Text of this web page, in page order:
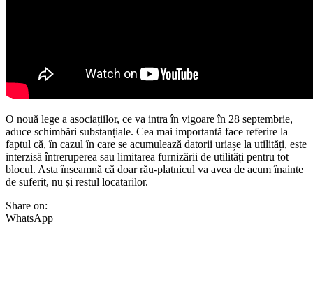
O nouă lege a asociațiilor, ce va intra în vigoare în 28 septembrie,
aduce schimbări substanțiale. Cea mai importantă face referire la
faptul că, în cazul în care se acumulează datorii uriașe la utilități, este
interzisă întreruperea sau limitarea furnizării de utilități pentru tot
blocul. Asta înseamnă că doar rău-platnicul va avea de acum înainte
de suferit, nu și restul locatarilor.
Share on:
WhatsApp